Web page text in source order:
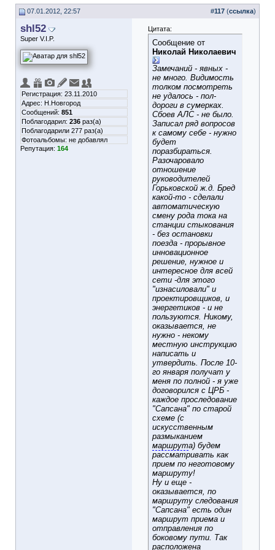
07.01.2012, 22:57 #117 (ссылка)
shl52
Super V.I.P.
Регистрация: 23.11.2010
Адрес: Н.Новгород
Сообщений: 851
Поблагодарил: 236 раз(а)
Поблагодарили 277 раз(а)
Фотоальбомы: не добавлял
Репутация: 164
Цитата:
Сообщение от
Николай Николаевич
Замечаний - явных -
не много. Видимость
толком посмотреть
не удалось - пол-
дороги в сумерках.
Сбоев АЛС - не было.
Записал ряд вопросов
к самому себе - нужно
будет
поразбираться.
Разочаровало
отношение
руководителей
Горьковской ж.д. Бред
какой-то - сделали
автоматическую
смену рода тока на
станции стыкования
- без остановки
поезда - прорывное
инновационное
решение, нужное и
интересное для всей
сети -для этого
"изнасиловали" и
проектировщиков, и
энергетиков - и не
пользуются. Никому,
оказывается, не
нужно - некому
местную инструкцию
написать и
утвердить. После 10-
го января получат у
меня по полной - я уже
договорился с ЦРБ -
каждое проследование
"Сапсана" по старой
схеме (с
искусственным
размыканием
маршрута) будем
рассматривать как
прием по неготовому
маршруту!
Ну и еще -
оказывается, по
маршруту следования
"Сапсана" есть один
маршрут приема и
отправления по
боковому пути. Так
расположена